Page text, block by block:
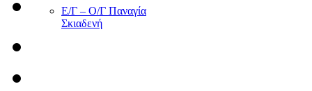
Ε/Γ – Ο/Γ Παναγία
Σκιαδενή